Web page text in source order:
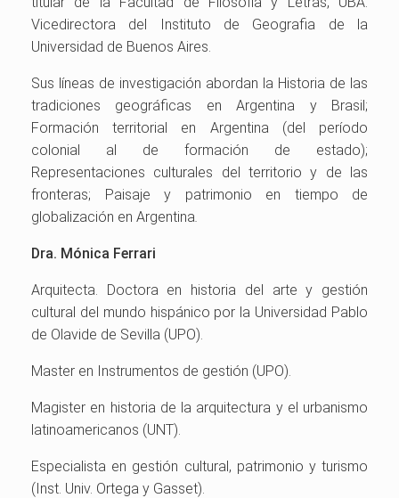
Vicedirectora del Instituto de Geografia de la
Universidad de Buenos Aires.
Sus líneas de investigación abordan la Historia de las
tradiciones geográficas en Argentina y Brasil;
Formación territorial en Argentina (del período
colonial al de formación de estado);
Representaciones culturales del territorio y de las
fronteras; Paisaje y patrimonio en tiempo de
globalización en Argentina.
Dra. Mónica Ferrari
Arquitecta. Doctora en historia del arte y gestión
cultural del mundo hispánico por la Universidad Pablo
de Olavide de Sevilla (UPO).
Master en Instrumentos de gestión (UPO).
Magister en historia de la arquitectura y el urbanismo
latinoamericanos (UNT).
Especialista en gestión cultural, patrimonio y turismo
(Inst. Univ. Ortega y Gasset).